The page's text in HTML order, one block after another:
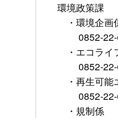
環境政策課
・環境企画係
0852-22-
・エコライフ
0852-22-
・再生可能エ
0852-22-
・規制係 ［